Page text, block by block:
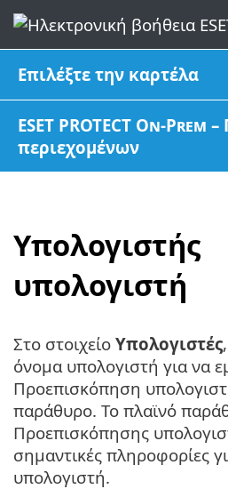
Επιλέξτε την καρτέλα
ESET PROTECT On-Prem
περιεχομένων
Υπολογιστής
υπολογιστή
Στο στοιχείο Υπολογιστές
όνομα υπολογιστή για να
Προεπισκόπηση
παράθυρο. Το πλαϊνό
Προεπισκόπησης
σημαντικές πληροφορίες
υπολογιστή.